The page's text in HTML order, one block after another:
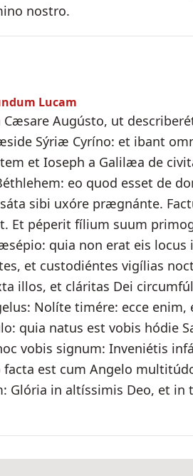
nostro.
Lucam
Augústo, ut
Sýriæ Cyríno: et ibant
et Ioseph a Galilæa de
eo quod esset de
sibi uxóre prægnánte.
Et péperit fílium suum
quia non erat eis locus
et custodiéntes vigílias
illos, et cláritas Dei
Nolíte timére: ecce enim,
quia natus est vobis hódie
vobis signum: Inveniétis
est cum Angelo
Glória in altíssimis Deo, et